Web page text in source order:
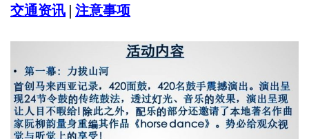
交通资讯 | 注意事项